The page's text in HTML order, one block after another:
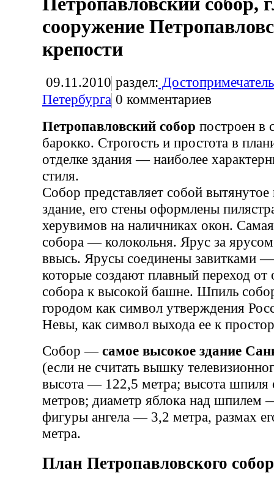
сооружение
крепости
09.11.2010 раздел:
Петербурга 0 комментариев
Петропавловский собор построен в
барокко. Строгость и простота в
отделке здания — наиболее
стиля.
Собор представляет собой
здание, его стены оформлены
херувимов на наличниках окон.
собора — колокольня. Ярус за
ввысь. Ярусы соединены завитками
которые создают плавный переход от
собора к высокой башне. Шпиль
городом как символ утверждения
Невы, как символ выхода ее к
Собор —самое высокое здание
(если не считать вышку
высота — 122,5 метра; высота
метров; диаметр яблока над шпилем
фигуры ангела — 3,2 метра, размах
метра.
План Петропавловского